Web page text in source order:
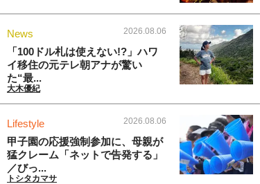
News 2026.08.06
「100ドル札は使えない!?」ハワ
イ移住の元テレ朝アナが驚い
た“最...
大木優紀
Lifestyle 2026.08.06
甲子園の応援強制参加に、母親が
猛クレーム「ネットで告発する」
／びっ...
トシタカマサ